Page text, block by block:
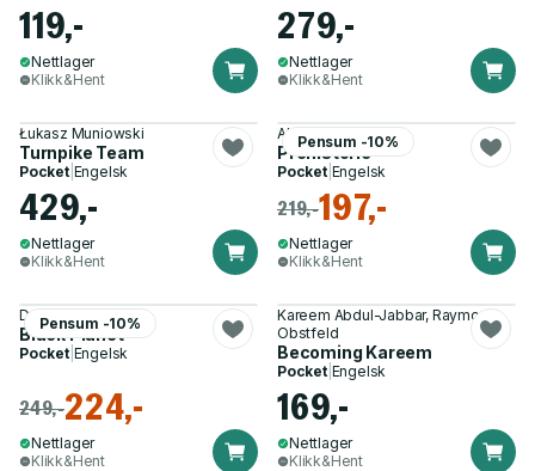
119,-
Nettlager
Klikk&Hent
279,-
Nettlager
Klikk&Hent
Łukasz Muniowski
Turnpike Team
Pocket| Engelsk
429,-
Nettlager
Klikk&Hent
Pensum -10%
Alex Wong
Prehistoric
Pocket| Engelsk
219,-197,-
Nettlager
Klikk&Hent
Pensum -10%
David Shields
Black Planet
Pocket| Engelsk
249,-224,-
Nettlager
Klikk&Hent
Kareem Abdul-Jabbar, Raymond
Obstfeld
Becoming Kareem
Pocket| Engelsk
169,-
Nettlager
Klikk&Hent